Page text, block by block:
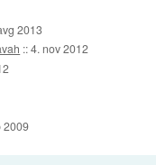
2013
::4. nov 2012
2009